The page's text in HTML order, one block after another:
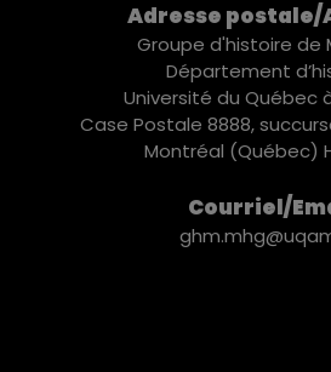
Adresse postale/
Groupe d'histoire de
Département
Université du Québec
Case Postale 8888,
Montréal (Québec)
Courriel/